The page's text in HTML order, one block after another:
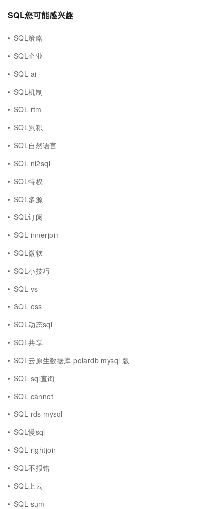
SQL您可能感兴趣
SQL策略
SQL企业
SQL ai
SQL机制
SQL rtm
SQL累积
SQL自然语言
SQL nl2sql
SQL特权
SQL多源
SQL订阅
SQL innerjoin
SQL微软
SQL小技巧
SQL vs
SQL oss
SQL动态sql
SQL共享
SQL云原生数据库 polardb mysql 版
SQL sql查询
SQL cannot
SQL rds mysql
SQL慢sql
SQL rightjoin
SQL不报错
SQL上云
SQL sum